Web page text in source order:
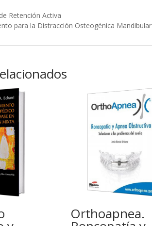
Retención Activa
para la Distracción Osteogénica Mandibular
Orthoapnea.